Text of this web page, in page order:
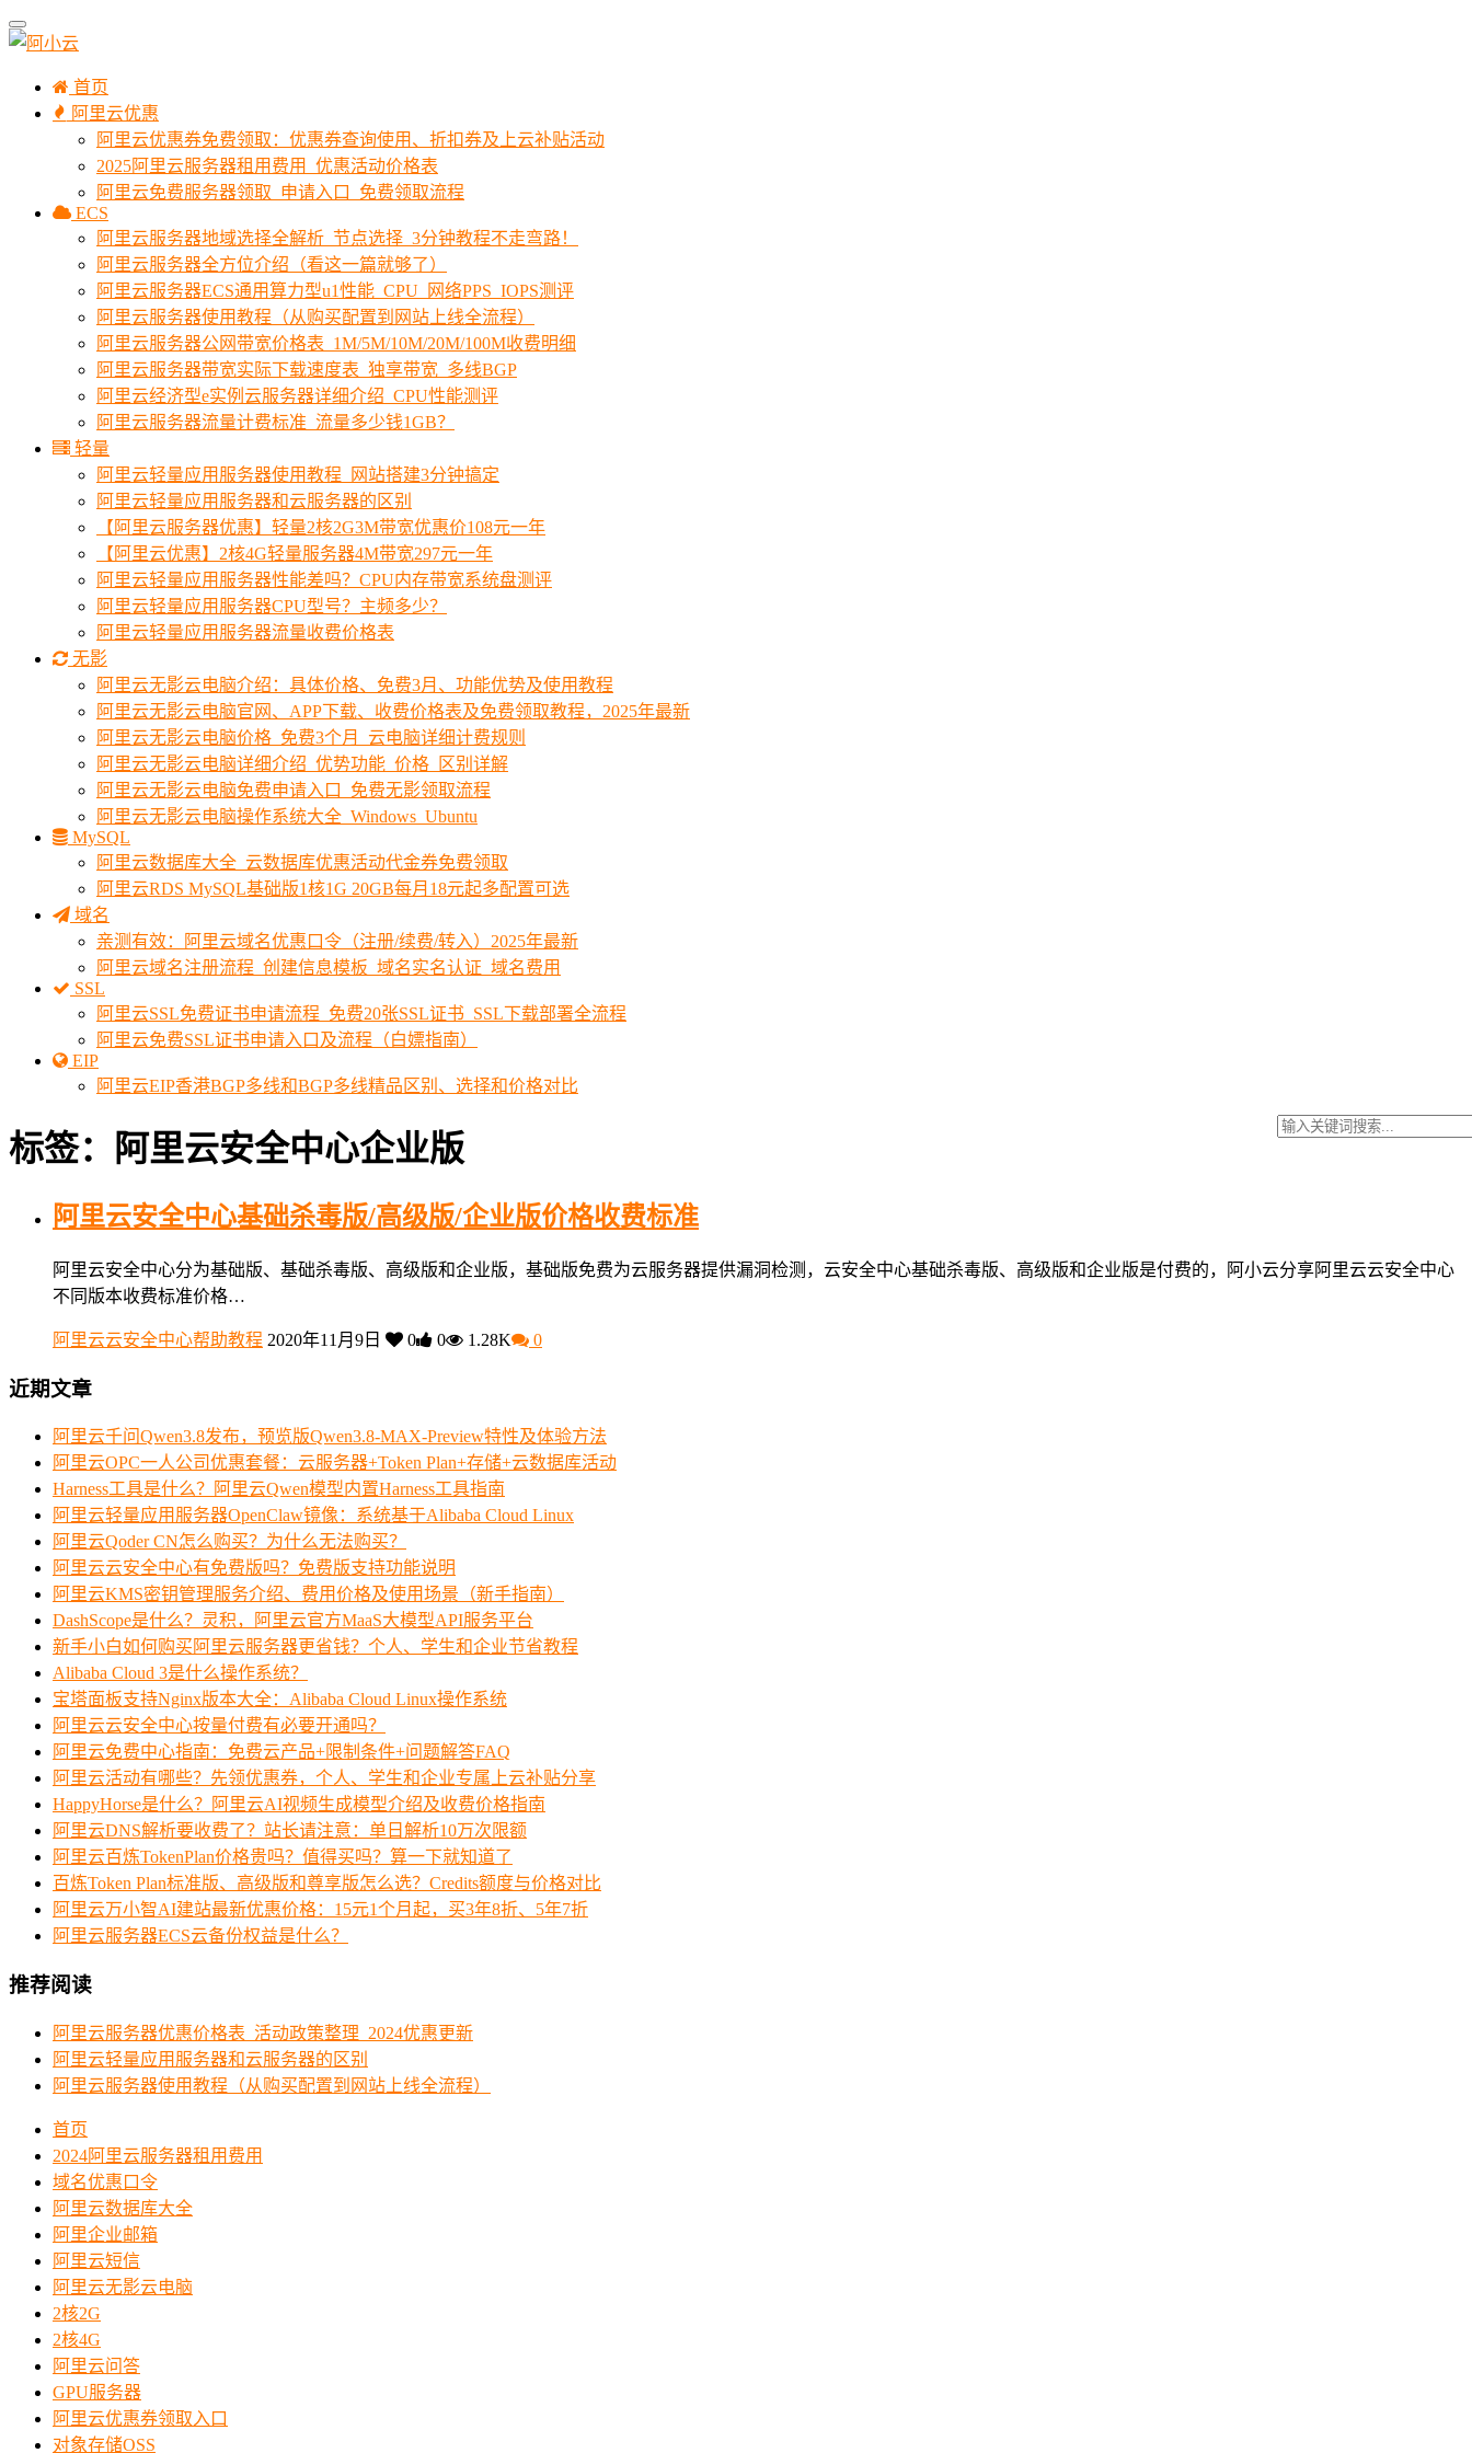
首页
阿里云优惠
阿里云优惠券免费领取：优惠券查询使用、折扣券及上云补贴活动
2025阿里云服务器租用费用_优惠活动价格表
阿里云免费服务器领取_申请入口_免费领取流程
ECS
阿里云服务器地域选择全解析_节点选择_3分钟教程不走弯路！
阿里云服务器全方位介绍（看这一篇就够了）
阿里云服务器ECS通用算力型u1性能_CPU_网络PPS_IOPS测评
阿里云服务器使用教程（从购买配置到网站上线全流程）
阿里云服务器公网带宽价格表_1M/5M/10M/20M/100M收费明细
阿里云服务器带宽实际下载速度表_独享带宽_多线BGP
阿里云经济型e实例云服务器详细介绍_CPU性能测评
阿里云服务器流量计费标准_流量多少钱1GB？
轻量
阿里云轻量应用服务器使用教程_网站搭建3分钟搞定
阿里云轻量应用服务器和云服务器的区别
【阿里云服务器优惠】轻量2核2G3M带宽优惠价108元一年
【阿里云优惠】2核4G轻量服务器4M带宽297元一年
阿里云轻量应用服务器性能差吗？CPU内存带宽系统盘测评
阿里云轻量应用服务器CPU型号？主频多少？
阿里云轻量应用服务器流量收费价格表
无影
阿里云无影云电脑介绍：具体价格、免费3月、功能优势及使用教程
阿里云无影云电脑官网、APP下载、收费价格表及免费领取教程，2025年最新
阿里云无影云电脑价格_免费3个月_云电脑详细计费规则
阿里云无影云电脑详细介绍_优势功能_价格_区别详解
阿里云无影云电脑免费申请入口_免费无影领取流程
阿里云无影云电脑操作系统大全_Windows_Ubuntu
MySQL
阿里云数据库大全_云数据库优惠活动代金券免费领取
阿里云RDS MySQL基础版1核1G 20GB每月18元起多配置可选
域名
亲测有效：阿里云域名优惠口令（注册/续费/转入）2025年最新
阿里云域名注册流程_创建信息模板_域名实名认证_域名费用
SSL
阿里云SSL免费证书申请流程_免费20张SSL证书_SSL下载部署全流程
阿里云免费SSL证书申请入口及流程（白嫖指南）
EIP
阿里云EIP香港BGP多线和BGP多线精品区别、选择和价格对比
标签：阿里云安全中心企业版
阿里云安全中心基础杀毒版/高级版/企业版价格收费标准
阿里云安全中心分为基础版、基础杀毒版、高级版和企业版，基础版免费为云服务器提供漏洞检测，云安全中心基础杀毒版、高级版和企业版是付费的，阿小云分享阿里云云安全中心
不同版本收费标准价格…
阿里云云安全中心帮助教程 2020年11月9日 0 0 1.28K 0
近期文章
阿里云千问Qwen3.8发布，预览版Qwen3.8-MAX-Preview特性及体验方法
阿里云OPC一人公司优惠套餐：云服务器+Token Plan+存储+云数据库活动
Harness工具是什么？阿里云Qwen模型内置Harness工具指南
阿里云轻量应用服务器OpenClaw镜像：系统基于Alibaba Cloud Linux
阿里云Qoder CN怎么购买？为什么无法购买？
阿里云云安全中心有免费版吗？免费版支持功能说明
阿里云KMS密钥管理服务介绍、费用价格及使用场景（新手指南）
DashScope是什么？灵积，阿里云官方MaaS大模型API服务平台
新手小白如何购买阿里云服务器更省钱？个人、学生和企业节省教程
Alibaba Cloud 3是什么操作系统？
宝塔面板支持Nginx版本大全：Alibaba Cloud Linux操作系统
阿里云云安全中心按量付费有必要开通吗？
阿里云免费中心指南：免费云产品+限制条件+问题解答FAQ
阿里云活动有哪些？先领优惠券，个人、学生和企业专属上云补贴分享
HappyHorse是什么？阿里云AI视频生成模型介绍及收费价格指南
阿里云DNS解析要收费了？站长请注意：单日解析10万次限额
阿里云百炼TokenPlan价格贵吗？值得买吗？算一下就知道了
百炼Token Plan标准版、高级版和尊享版怎么选？Credits额度与价格对比
阿里云万小智AI建站最新优惠价格：15元1个月起，买3年8折、5年7折
阿里云服务器ECS云备份权益是什么？
推荐阅读
阿里云服务器优惠价格表_活动政策整理_2024优惠更新
阿里云轻量应用服务器和云服务器的区别
阿里云服务器使用教程（从购买配置到网站上线全流程）
首页
2024阿里云服务器租用费用
域名优惠口令
阿里云数据库大全
阿里企业邮箱
阿里云短信
阿里云无影云电脑
2核2G
2核4G
阿里云问答
GPU服务器
阿里云优惠券领取入口
对象存储OSS